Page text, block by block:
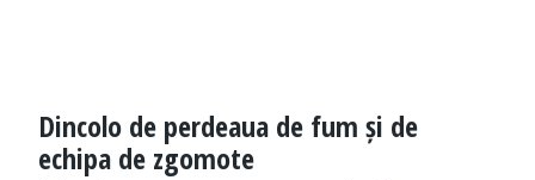
Dincolo de perdeaua de fum și de
echipa de zgomote